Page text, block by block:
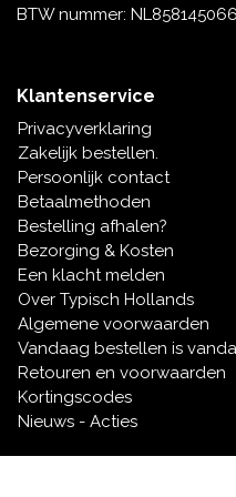
BTW nummer:
Klantenservice
Privacyverklaring
Zakelijk bestellen.
Persoonlijk contact
Betaalmethoden
Bestelling afhalen?
Bezorging & Kosten
Een klacht melden
Over Typisch Hollands
Algemene voorwaarden
Vandaag bestellen is
Retouren en voorwaarden
Kortingscodes
Nieuws - Acties